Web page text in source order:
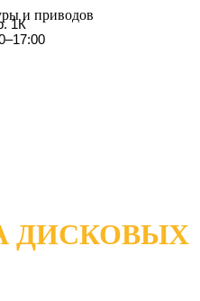
и приводов
1К
ДИСКОВЫХ